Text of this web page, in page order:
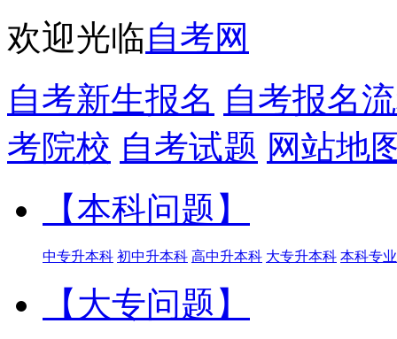
欢迎光临自考网
自考新生报名 自考报名
考院校 自考试题 网站地
【本科问题】
中专升本科 初中升本科 高中升本科 大专升本科 本科专业
【大专问题】